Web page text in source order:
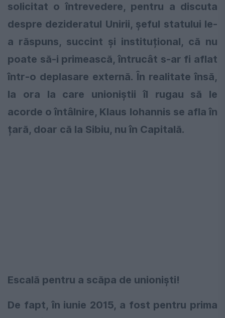
solicitat o întrevedere, pentru a discuta
despre dezideratul Unirii, șeful statului le-
a răspuns, succint și instituțional, că nu
poate să-i primească, întrucât s-ar fi aflat
într-o deplasare externă. În realitate însă,
la ora la care unioniștii îl rugau să le
acorde o întâlnire, Klaus Iohannis se afla în
țară, doar că la Sibiu, nu în Capitală.
Escală pentru a scăpa de unioniști!
De fapt, în iunie 2015, a fost pentru prima